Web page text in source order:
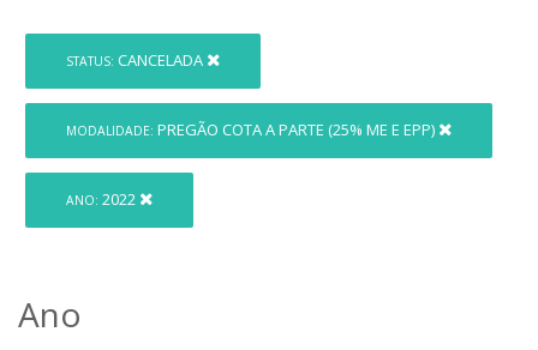
STATUS: CANCELADA
MODALIDADE: PREGÃO COTA A PARTE (25% ME E EPP)
ANO: 2022
Ano